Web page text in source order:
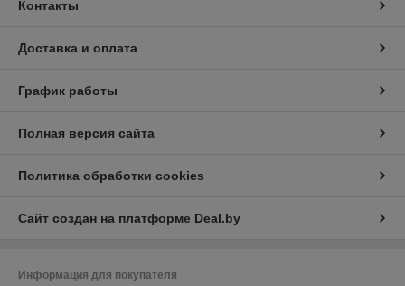
Контакты
Доставка и оплата
График работы
Полная версия сайта
Политика обработки cookies
Сайт создан на платформе Deal.by
Информация для покупателя